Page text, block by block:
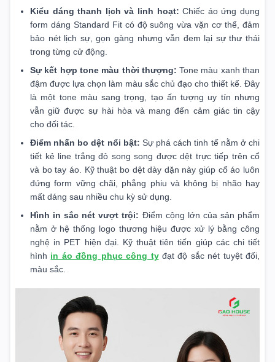
Kiểu dáng thanh lịch và linh hoạt: Chiếc áo ứng dụng
form dáng Standard Fit có độ suông vừa vặn cơ thể, đảm
bảo nét lịch sự, gọn gàng nhưng vẫn đem lại sự thư thái
trong từng cử động.
Sự kết hợp tone màu thời thượng: Tone màu xanh than
đậm được lựa chọn làm màu sắc chủ đạo cho thiết kế. Đây
là một tone màu sang trọng, tạo ấn tượng uy tín nhưng
vẫn giữ được sự hài hòa và mang đến cảm giác tin cậy
cho đối tác.
Điểm nhấn bo dệt nổi bật: Sự phá cách tinh tế nằm ở chi
tiết kẻ line trắng đỏ song song được dệt trực tiếp trên cổ
và bo tay áo. Kỹ thuật bo dệt dày dặn này giúp cổ áo luôn
đứng form vững chãi, phẳng phiu và không bị nhão hay
mất dáng sau nhiều chu kỳ sử dụng.
Hình in sắc nét vượt trội: Điểm cộng lớn của sản phẩm
nằm ở hệ thống logo thương hiệu được xử lý bằng công
nghệ in PET hiện đại. Kỹ thuật tiên tiến giúp các chi tiết
hình in áo đồng phục công tyđạt độ sắc nét tuyệt đối,
màu sắc.